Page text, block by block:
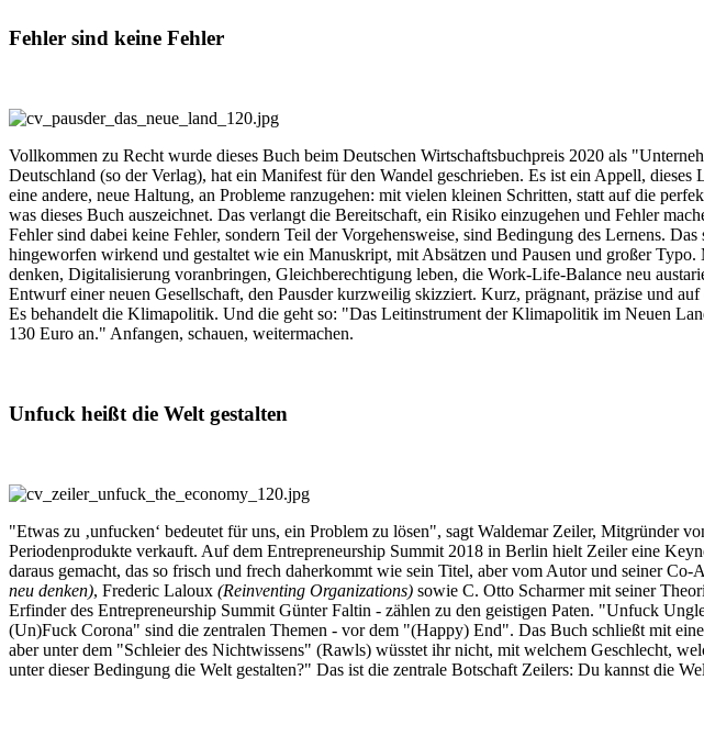
Fehler sind keine Fehler
Vollkommen zu Recht wurde dieses Buch beim Deutschen Wirtschaftsbuchpreis 2020 als
Deutschland (so der Verlag), hat ein Manifest für den Wandel geschrieben. Es ist ein Appell,
eine andere, neue Haltung, an Probleme ranzugehen: mit vielen kleinen Schritten, statt auf die
was dieses Buch auszeichnet. Das verlangt die Bereitschaft, ein Risiko einzugehen und Fehler
Fehler sind dabei keine Fehler, sondern Teil der Vorgehensweise, sind Bedingung des Lernens.
hingeworfen wirkend und gestaltet wie ein Manuskript, mit Absätzen und Pausen und großer
denken, Digitalisierung voranbringen, Gleichberechtigung leben, die Work-Life-Balance neu
Entwurf einer neuen Gesellschaft, den Pausder kurzweilig skizziert. Kurz, prägnant, präzise und
Es behandelt die Klimapolitik. Und die geht so: "Das Leitinstrument der Klimapolitik im Neuen
130 Euro an." Anfangen, schauen, weitermachen.
Unfuck heißt die Welt gestalten
"Etwas zu ‚unfucken‘ bedeutet für uns, ein Problem zu lösen", sagt Waldemar Zeiler, Mitgründer
Periodenprodukte verkauft. Auf dem Entrepreneurship Summit 2018 in Berlin hielt Zeiler eine
daraus gemacht, das so frisch und frech daherkommt wie sein Titel, aber vom Autor und seiner
neu denken), Frederic Laloux (Reinventing Organizations) sowie C. Otto Scharmer mit seiner
Erfinder des Entrepreneurship Summit Günter Faltin - zählen zu den geistigen Paten. "Unfuck
(Un)Fuck Corona" sind die zentralen Themen - vor dem "(Happy) End". Das Buch schließt mit
aber unter dem "Schleier des Nichtwissens" (Rawls) wüsstet ihr nicht, mit welchem Geschlecht,
unter dieser Bedingung die Welt gestalten?" Das ist die zentrale Botschaft Zeilers: Du kannst die